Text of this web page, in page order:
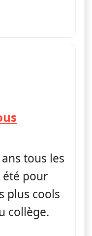
ans tous les
pour
plus cools
collège.